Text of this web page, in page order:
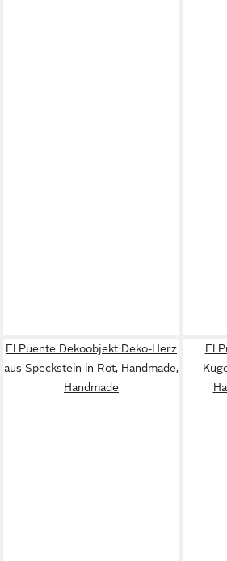
El Puente Dekoobjekt Deko-Herz
aus Speckstein in Rot, Handmade,
Handmade
El